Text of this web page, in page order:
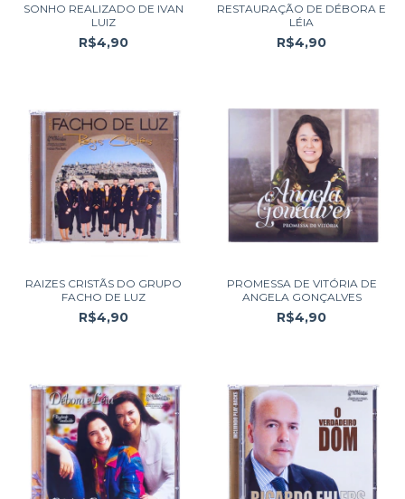
SONHO REALIZADO DE IVAN
LUIZ
R$4,90
RESTAURAÇÃO DE DÉBORA E
LÉIA
R$4,90
RAIZES CRISTÃS DO GRUPO
FACHO DE LUZ
R$4,90
PROMESSA DE VITÓRIA DE
ANGELA GONÇALVES
R$4,90